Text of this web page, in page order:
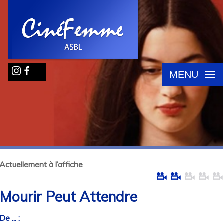
MENU
à l’affiche
Peut Attendre
... :